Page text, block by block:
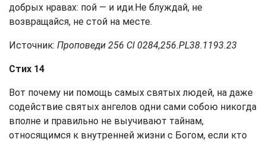
добрых нравах: пой — и иди.Не блуждай, не
возвращайся, не стой на месте.
Источник: Проповеди 256 Cl 0284,256.PL38.1193.23
Стих 14
Вот почему ни помощь самых святых людей, на даже
содействие святых ангелов одни сами собою никогда
вполне и правильно не выучивают тайнам,
относящимся к внутренней жизни с Богом, если кто